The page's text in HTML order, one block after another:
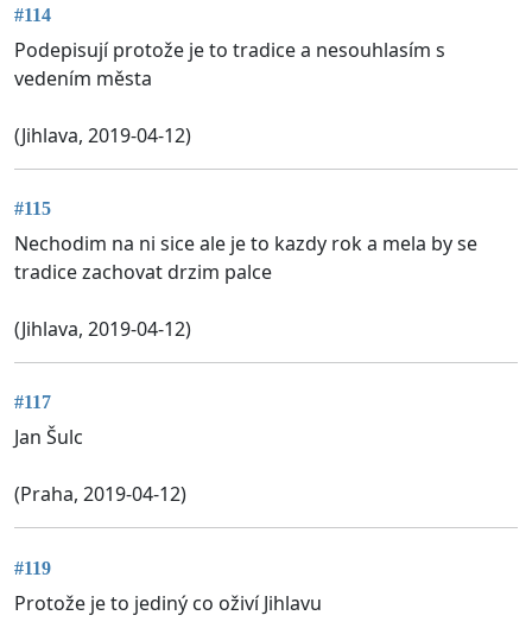
#114
Podepisují protože je to tradice a nesouhlasím s
vedením města
(Jihlava, 2019-04-12)
#115
Nechodim na ni sice ale je to kazdy rok a mela by se
tradice zachovat drzim palce
(Jihlava, 2019-04-12)
#117
Jan Šulc
(Praha, 2019-04-12)
#119
Protože je to jediný co oživí Jihlavu